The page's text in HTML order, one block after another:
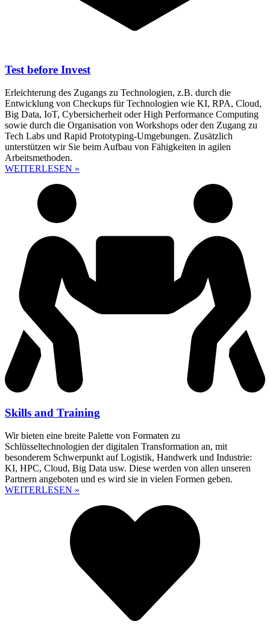
Test before Invest
Erleichterung des Zugangs zu Technologien, z.B. durch die
Entwicklung von Checkups für Technologien wie KI, RPA, Cloud,
Big Data, IoT, Cybersicherheit oder High Performance Computing
sowie durch die Organisation von Workshops oder den Zugang zu
Tech Labs und Rapid Prototyping-Umgebungen. Zusätzlich
unterstützen wir Sie beim Aufbau von Fähigkeiten in agilen
Arbeitsmethoden.
WEITERLESEN »
Skills and Training
Wir bieten eine breite Palette von Formaten zu
Schlüsseltechnologien der digitalen Transformation an, mit
besonderem Schwerpunkt auf Logistik, Handwerk und Industrie:
KI, HPC, Cloud, Big Data usw. Diese werden von allen unseren
Partnern angeboten und es wird sie in vielen Formen geben.
WEITERLESEN »